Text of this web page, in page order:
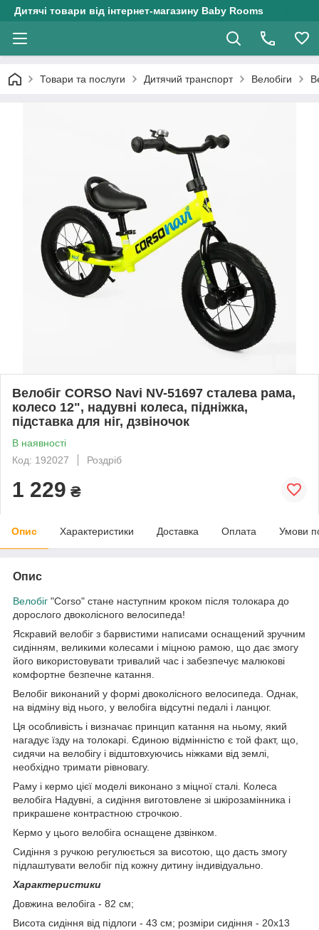
Дитячі товари від інтернет-магазину Baby Rooms
Товари та послуги Дитячий транспорт Велобіги
Велобіг CORSO Navi NV-51697 сталева рама,
колесо 12", надувні колеса, підніжка,
підставка для ніг, дзвіночок
В наявності
Код: 192027
Роздріб
1 229 ₴
Опис Характеристики Доставка Оплата Умови
Опис
Велобіг "Corso" стане наступним кроком після толокара до
дорослого двоколісного велосипеда!
Яскравий велобіг з барвистими написами оснащений зручним
сидінням, великими колесами і міцною рамою, що дає змогу
його використовувати тривалий час і забезпечує малюкові
комфортне безпечне катання.
Велобіг виконаний у формі двоколісного велосипеда. Однак,
на відміну від нього, у велобіга відсутні педалі і ланцюг.
Ця особливість і визначає принцип катання на ньому, який
нагадує їзду на толокарі. Єдиною відмінністю є той факт, що,
сидячи на велобігу і відштовхуючись ніжками від землі,
необхідно тримати рівновагу.
Раму і кермо цієї моделі виконано з міцної сталі. Колеса
велобіга Надувні, а сидіння виготовлене зі шкірозамінника і
прикрашене контрастною строчкою.
Кермо у цього велобіга оснащене дзвінком.
Сидіння з ручкою регулюється за висотою, що дасть змогу
підлаштувати велобіг під кожну дитину індивідуально.
Характеристики
Довжина велобіга - 82 см;
Висота сидіння від підлоги - 43 см; розміри сидіння - 20х13